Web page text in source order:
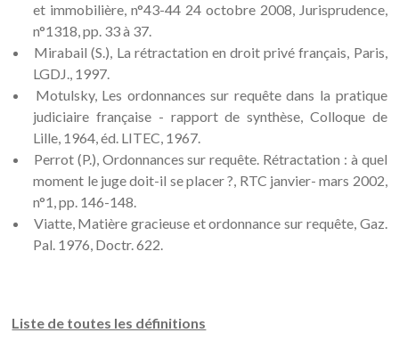
et immobilière, n°43-44 24 octobre 2008, Jurisprudence,
n°1318, pp. 33 à 37.
Mirabail (S.), La rétractation en droit privé français, Paris,
LGDJ., 1997.
Motulsky, Les ordonnances sur requête dans la pratique
judiciaire française - rapport de synthèse, Colloque de
Lille, 1964, éd. LITEC, 1967.
Perrot (P.), Ordonnances sur requête. Rétractation : à quel
moment le juge doit-il se placer ?, RTC janvier- mars 2002,
n°1, pp. 146-148.
Viatte, Matière gracieuse et ordonnance sur requête, Gaz.
Pal. 1976, Doctr. 622.
Liste de toutes les définitions